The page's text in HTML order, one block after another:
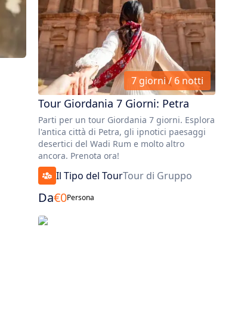
7 giorni / 6 notti
Tour Giordania 7 Giorni: Petra
Parti per un tour Giordania 7 giorni. Esplora
l'antica città di Petra, gli ipnotici paesaggi
desertici del Wadi Rum e molto altro
ancora. Prenota ora!
Il Tipo del TourTour di Gruppo
Da€0Persona